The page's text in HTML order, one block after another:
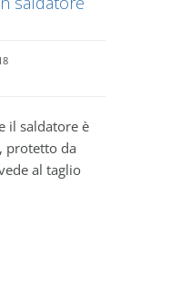
il saldatore è
protetto da
al taglio